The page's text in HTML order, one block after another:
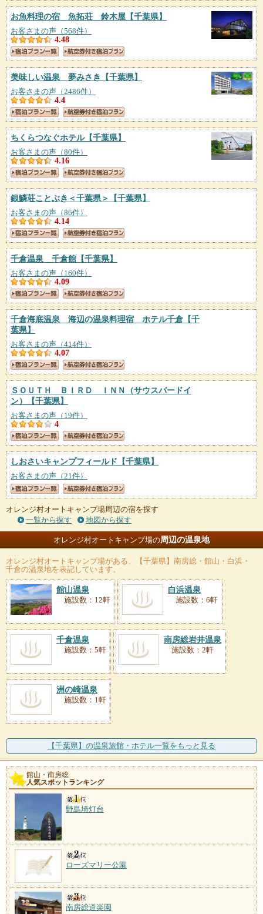
お魚料理の宿 魚拓荘 鈴木屋 【千葉県】
お客さまの声（568件）
4.48
美味しい温泉 夢みさき 【千葉県】
お客さまの声（2486件）
4.4
ちくらつなぐホテル【千葉県】
お客さまの声（80件）
4.16
銀鱗荘ことぶき＜千葉県＞ 【千葉県】
お客さまの声（86件）
4.14
千倉温泉 千倉館 【千葉県】
お客さまの声（160件）
4.09
千倉海底温泉 海辺の温泉料理宿 ホテル千倉【千
葉県】
お客さまの声（414件）
4.07
ＳＯＵＴＨ ＢＩＲＤ ＩＮＮ（サウスバードイ
ン）
【千葉県】
お客さまの声（19件）
4
しおさいキャンプフィールド 【千葉県】
お客さまの声（21件）
オレンジ村オートキャンプ場周辺の宿を探す
一覧から探す
地図から探す
オレンジ村オートキャンプ場の周辺の温泉地
オレンジ村オートキャンプ場がある、【千葉県】南房総・館山・白浜・
千倉の温泉地を表記しています。
館山温泉
施設数：12軒
白浜温泉
施設数：6軒
千倉温泉
施設数：5軒
南房総岩井温泉
施設数：2軒
洲の崎温泉
施設数：1軒
【千葉県】の温泉旅館・ホテル一覧をもっと見る
館山・南房総
人気スポットランキング
野島埼灯台
ローズマリー公園
南房総道楽園